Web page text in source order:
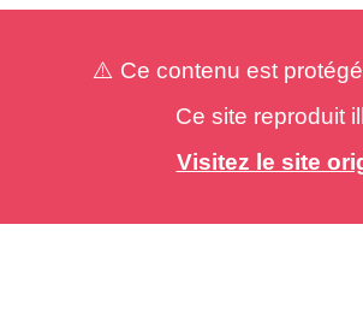
⚠️ Ce contenu est
Ce site reproduit
Visitez le site